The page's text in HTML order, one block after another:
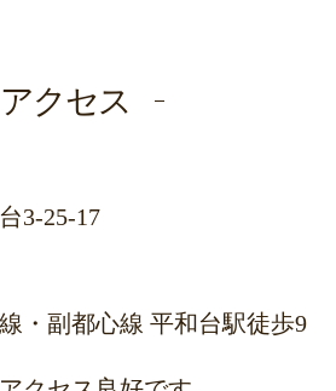
アクセス
3-25-17
・副都心線 平和台駅徒歩9